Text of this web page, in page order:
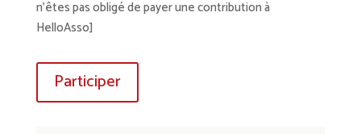
n’êtes pas obligé de payer une contribution à
HelloAsso]
Participer